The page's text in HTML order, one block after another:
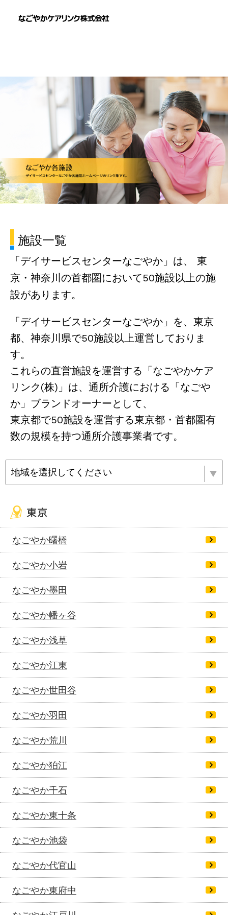
施設一覧
「デイサービスセンターなごやか」は、
東
京・神奈川の首都圏において50施設以上の施
設があります。
「デイサービスセンターなごやか」を、東京
都、神奈川県で50施設以上運営しておりま
す。
これらの直営施設を運営する「なごやかケア
リンク(株)」は、通所介護における「なごや
か」ブランドオーナーとして、
東京都で50施設を運営する東京都・首都圏有
数の規模を持つ通所介護事業者です。
地域を選択してください
なごやか曙橋
なごやか小岩
なごやか墨田
なごやか幡ヶ谷
なごやか浅草
なごやか江東
なごやか世田谷
なごやか羽田
なごやか荒川
なごやか狛江
なごやか千石
なごやか東十条
なごやか池袋
なごやか代官山
なごやか東府中